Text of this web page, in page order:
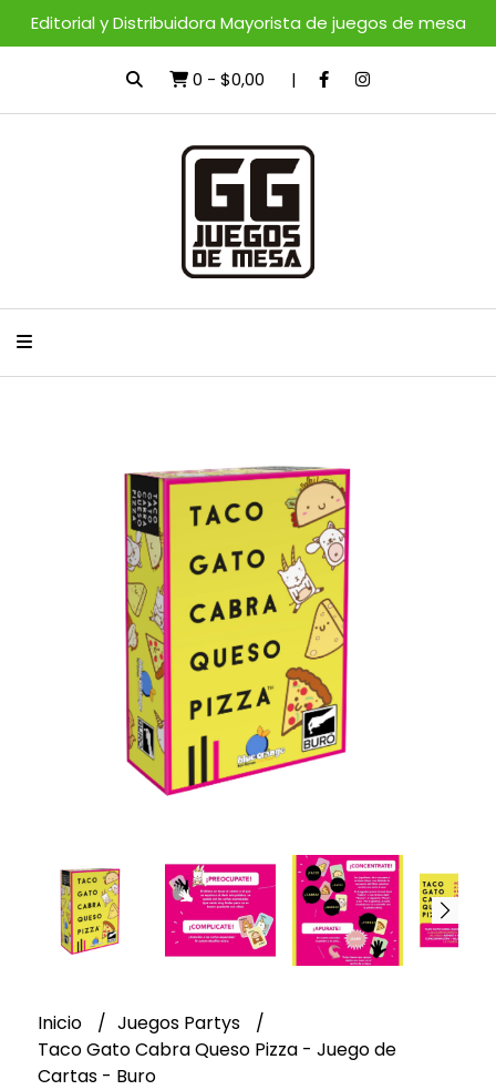
Editorial y Distribuidora Mayorista de juegos de mesa
0 - $0,00
Inicio
Juegos Partys
Taco Gato Cabra Queso Pizza - Juego de
Cartas - Buro